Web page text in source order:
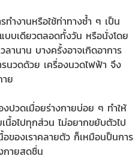
ทำงานหรือใช้ท่าทางซ้ำ ๆ เป็น
บบเดียวตลอดทั้งวัน หรือนั่งโดย
ลานาน บางครั้งอาจเกิดอาการ
นวดด้วย เครื่องนวดไฟฟ้า จึง
ย
งปวดเมื่อยร่างกายบ่อย ๆ ทำให้
อไปทุกส่วน ไม่อยากขยับตัวไป
อของเราคลายตัว ก็เหมือนป็นการ
กายสดชื่น